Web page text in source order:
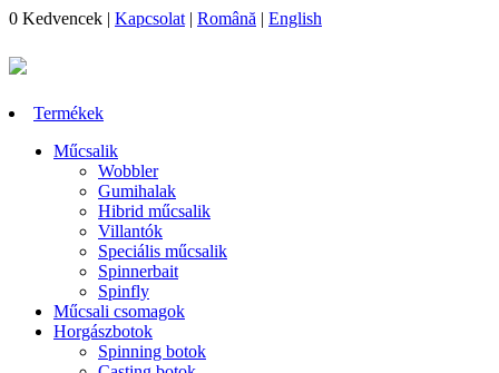
0 Kedvencek | Kapcsolat | Română | English
Termékek
Műcsalik
Wobbler
Gumihalak
Hibrid műcsalik
Villantók
Speciális műcsalik
Spinnerbait
Spinfly
Műcsali csomagok
Horgászbotok
Spinning botok